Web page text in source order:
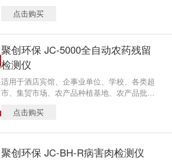
产基地和农贸批发市场现场检测，餐馆、学
点击购买
聚创环保 JC-5000全自动农药残留
检测仪
适用于酒店宾馆、企事业单位、学校、各类超
市、集贸市场、农产品种植基地、农产品批发
各级工商、政府机关、军队食堂、进出口检验
点击购买
聚创环保 JC-BH-R病害肉检测仪